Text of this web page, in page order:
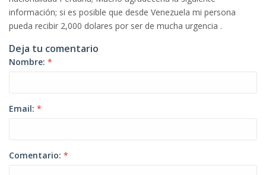
información; si es posible que desde Venezuela mi persona
pueda recibir 2,000 dolares por ser de mucha urgencia .
Deja tu comentario
Nombre: *
Email: *
Comentario: *